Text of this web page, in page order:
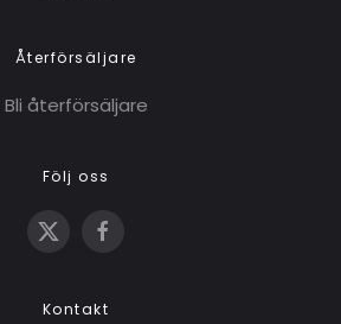
Återförsäljare
Bli återförsäljare
Följ oss
Kontakt